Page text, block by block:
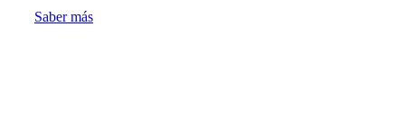
Saber más